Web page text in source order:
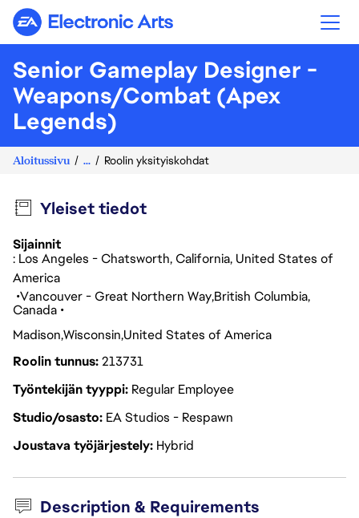
Electronic Arts
Senior Gameplay Designer -
Weapons/Combat (Apex
Legends)
Aloitussivu ... Roolin yksityiskohdat
Yleiset tiedot
Sijainnit
: Los Angeles - Chatsworth, California, United States of
America
Vancouver - Great Northern WayBritish Columbia
Canada
MadisonWisconsin United States of America
Roolin tunnus213731
Työntekijän tyyppi Regular Employee
Studio/osasto EA Studios - Respawn
Joustava työjärjestely Hybrid
Description & Requirements